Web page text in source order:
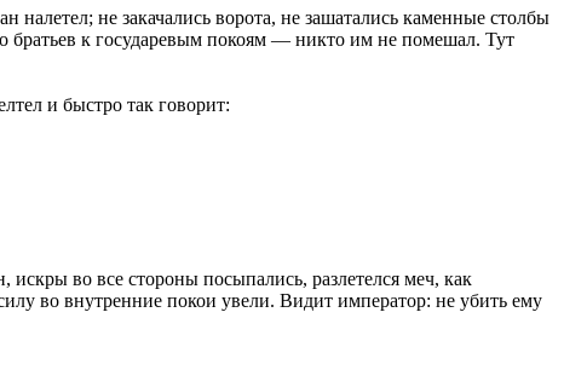
налетел; не закачались ворота, не зашатались каменные столбы
к государевым покоям — никто им не помешал. Тут
и быстро так говорит:
искры во все стороны посыпались, разлетелся меч, как
во внутренние покои увели. Видит император: не убить ему